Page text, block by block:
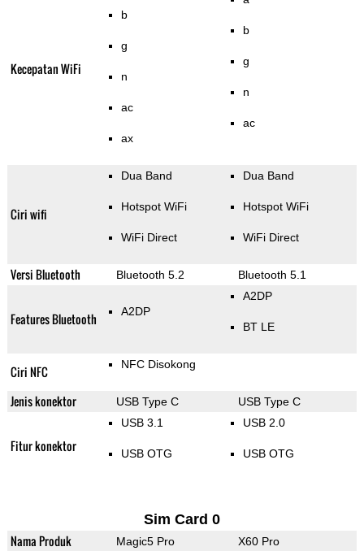
Kecepatan WiFi
b
g
n
ac
ax
b
g
n
ac
Ciri wifi
Dua Band
Hotspot WiFi
WiFi Direct
Dua Band
Hotspot WiFi
WiFi Direct
Versi Bluetooth Bluetooth 5.2 Bluetooth 5.1
Features Bluetooth A2DP
A2DP
BT LE
Ciri NFC NFC Disokong
Jenis konektor USB Type C USB Type C
Fitur konektor
USB 3.1
USB OTG
USB 2.0
USB OTG
Sim Card 0
Nama Produk Magic5 Pro X60 Pro